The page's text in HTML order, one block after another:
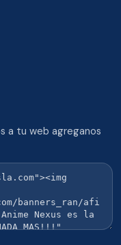
a tu web agreganos